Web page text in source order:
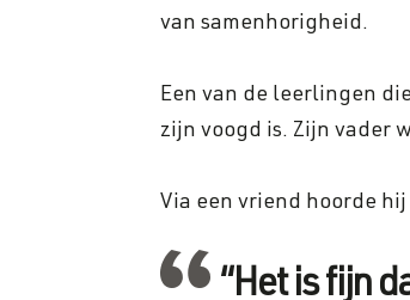
van samenhorigheid.
Een van de leerlingen
zijn voogd is. Zijn vader
Via een vriend hoorde
“Het is fijn